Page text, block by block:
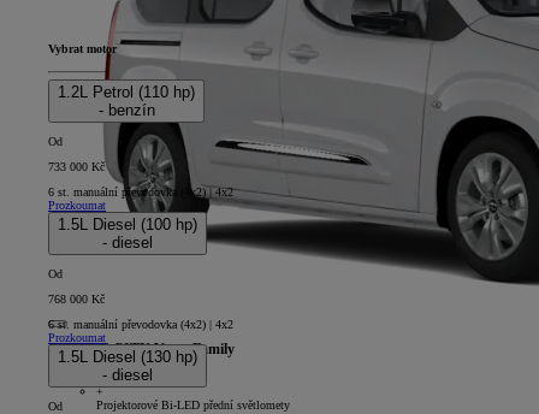
PROACE CITY Verso Family
+
Projektorové Bi-LED přední světlomety
Vybrat motor
1.2L Petrol (110 hp)
- benzín
Od
733 000 Kč
6 st. manuální převodovka (4x2) | 4x2
Prozkoumat
1.5L Diesel (100 hp)
- diesel
Od
768 000 Kč
6 st. manuální převodovka (4x2) | 4x2
Prozkoumat
1.5L Diesel (130 hp)
- diesel
Od